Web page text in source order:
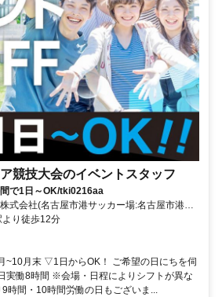
競技大会のイベントスタッフ
で1日～OK/tki0216aa
式会社(名古屋市港サッカー場:名古屋市港区
り徒歩12分
~10月末 ▽1日からOK！ ご希望の日にちを伺
実働8時間 ※会場・日程によりシフトが異な
時間・10時間労働の日もございま...